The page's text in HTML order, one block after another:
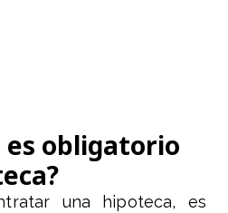
es obligatorio
una hipoteca, es